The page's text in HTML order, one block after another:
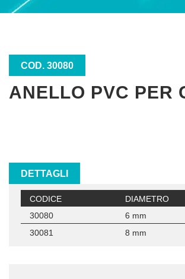
COD. 30080
ANELLO PVC PER
DETTAGLI
CODICE
DIAMETRO
30080
6 mm
30081
8 mm